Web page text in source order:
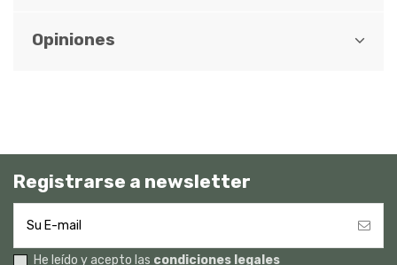
Opiniones
Registrarse a newsletter
He leído y acepto las condiciones legales